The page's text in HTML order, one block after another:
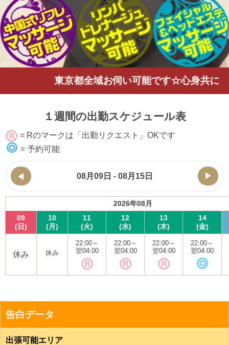
東京都全域お伺い可能です☆心身共にほっ
１週間の出勤スケジュール表
= Rのマークは「出勤リクエスト」OKです
= 予約可能
08月09日 - 08月15日
2026年08月
09
(日)
10
(月)
11
(火)
12
(水)
13
(木)
14
(金)
休み 休み
22:00～
翌04:00
22:00～
翌04:00
22:00～
翌04:00
22:00～
翌04:00
告白データ
出張可能エリア